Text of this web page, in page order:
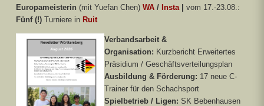
Europameisterin (mit Yuefan Chen) WA / Insta
vom 17.-23.08.:
Fünf (!) Turniere in Ruit
Verbandsarbeit &
Organisation: Kurzbericht Erweitertes
Präsidium / Geschäftsverteilungsplan
Ausbildung & Förderung: 17 neue C-
Trainer für den Schachsport
Spielbetrieb / Ligen: SK Bebenhausen